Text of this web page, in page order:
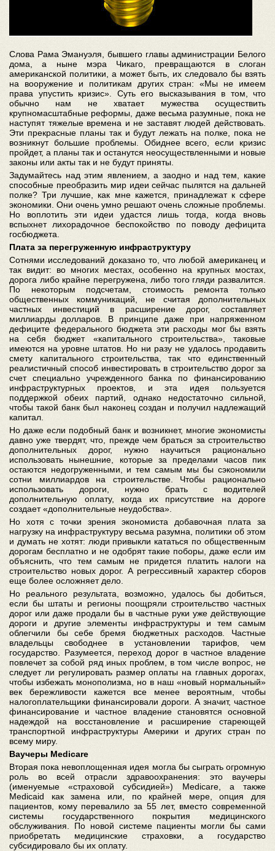
Слова Рама Эмануэля, бывшего главы администрации Белого
дома, а ныне мэра Чикаго, превращаются в слоган
американской политики, а может быть, их следовало бы взять
на вооружение и политикам других стран: «Мы не имеем
права упустить кризис». Суть его высказывания в том, что
обычно нам не хватает мужества осуществить
крупномасштабные реформы, даже весьма разумные, пока не
наступят тяжелые времена и не заставят людей действовать.
Эти прекрасные планы так и будут лежать на полке, пока не
возникнут большие проблемы. Обиднее всего, если кризис
пройдет, а планы так и останутся неосуществленными и новые
законы или акты так и не будут приняты.
Задумайтесь над этим явлением, а заодно и над тем, какие
способные преобразить мир идеи сейчас пылятся на дальней
полке? Три лучшие, как мне кажется, принадлежат к сфере
экономики. Они очень умно решают очень сложные проблемы.
Но воплотить эти идеи удастся лишь тогда, когда вновь
вспыхнет лихорадочное беспокойство по поводу дефицита
госбюджета.
Плата за перегруженную инфраструктуру
Сотнями исследований доказано то, что любой американец и
так видит: во многих местах, особенно на крупных мостах,
дорога либо крайне перегружена, либо того гляди развалится.
По некоторым подсчетам, стоимость ремонта только
общественных коммуникаций, не считая дополнительных
частных инвестиций в расширение дорог, составляет
миллиарды долларов. В принципе даже при напряженном
дефиците федерального бюджета эти расходы мог бы взять
на себя бюджет «капитального строительства», таковые
имеются на уровне штатов. Но ни разу не удалось продавить
смету капитального строительства, так что единственный
реалистичный способ инвестировать в строительство дорог за
счет специально учрежденного банка по финансированию
инфраструктурных проектов, и эта идея пользуется
поддержкой обеих партий, однако недостаточно сильной,
чтобы такой банк был наконец создан и получил надлежащий
капитал.
Но даже если подобный банк и возникнет, многие экономисты
давно уже твердят, что, прежде чем браться за строительство
дополнительных дорог, нужно научиться рационально
использовать нынешние, которые за пределами часов пик
остаются недогруженными, и тем самым мы бы сэкономили
сотни миллиардов на строительстве. Чтобы рационально
использовать дороги, нужно брать с водителей
дополнительную оплату, когда их присутствие на дороге
создает «дополнительные неудобства».
Но хотя с точки зрения экономиста добавочная плата за
нагрузку на инфраструктуру весьма разумна, политики об этом
и думать не хотят: люди привыкли кататься по общественным
дорогам бесплатно и не одобрят такие поборы, даже если им
объяснить, что тем самым не придется платить налоги на
строительство новых дорог. А регрессивный характер сборов
еще более осложняет дело.
Но реального результата, возможно, удалось бы добиться,
если бы штаты и регионы поощряли строительство частных
дорог или даже продали бы в частные руки уже действующие
дороги и другие элементы инфраструктуры и тем самым
облегчили бы себе бремя бюджетных расходов. Частные
владельцы свободнее в установлении тарифов, чем
государство. Разумеется, переход дорог в частное владение
повлечет за собой ряд иных проблем, в том числе вопрос, не
следует ли регулировать размер оплаты на главных дорогах,
чтобы избежать монополизма, но в наш «новый нормальный»
век бережливости кажется все менее вероятным, чтобы
налогоплательщики финансировали дороги. А значит, частное
финансирование и частное владение становятся основной
надеждой на восстановление и расширение стареющей
транспортной инфраструктуры Америки и других стран по
всему миру.
Ваучеры Medicare
Вторая пока невоплощенная идея могла бы сыграть огромную
роль во всей отрасли здравоохранения: это ваучеры
(именуемые «страховой субсидией») Medicare, а также
Medicaid как замена или, по крайней мере, опция для
пациентов, кому перевалило за 55 лет, вместо современной
системы государственного покрытия медицинского
обслуживания. По новой системе пациенты могли бы сами
приобретать медицинские страховки, а государство
субсидировало бы их оплату.